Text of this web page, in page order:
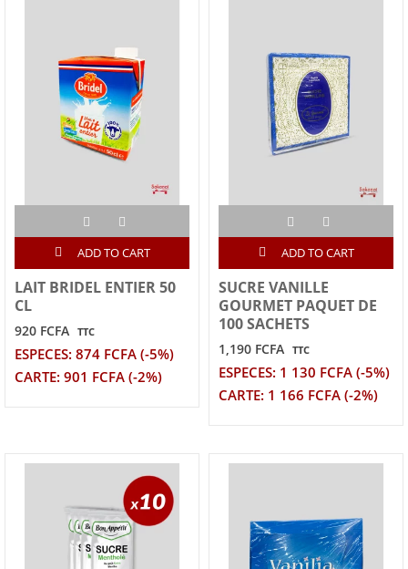
ADD TO CART
LAIT BRIDEL ENTIER 50
CL
920 FCFA TTC
ESPECES: 874 FCFA (-5%)
CARTE: 901 FCFA (-2%)
ADD TO CART
SUCRE VANILLE
GOURMET PAQUET DE
100 SACHETS
1,190 FCFA TTC
ESPECES: 1 130 FCFA (-5%)
CARTE: 1 166 FCFA (-2%)